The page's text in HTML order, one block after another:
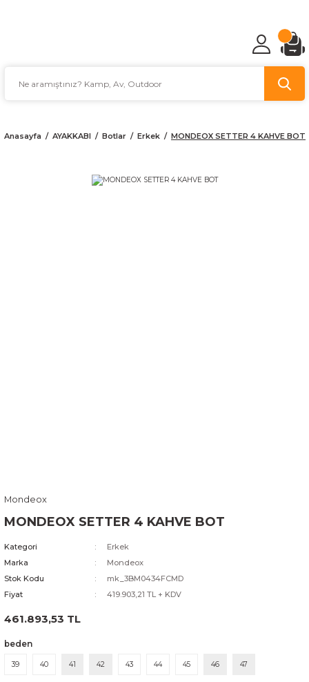
Anasayfa AYAKKABI Botlar Erkek MONDEOX SETTER 4 KAHVE BOT
Mondeox
MONDEOX SETTER 4 KAHVE BOT
Kategori
Erkek
Marka
Mondeox
Stok Kodu
mk_3BM0434FCMD
Fiyat
419.903,21 TL + KDV
461.893,53 TL
beden
39 40 41 42 43 44 45 46 47